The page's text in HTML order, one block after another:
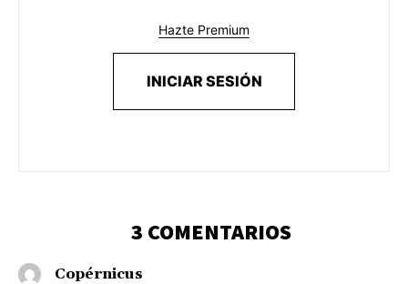
Hazte Premium
INICIAR SESIÓN
3 COMENTARIOS
Copérnicus